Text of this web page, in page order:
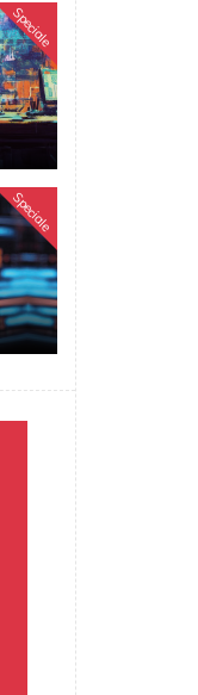
Speciale
Speciale